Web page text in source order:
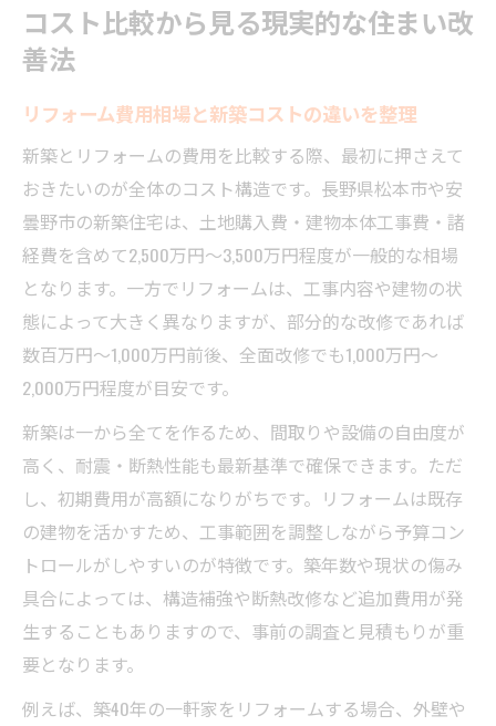
コスト比較から見る現実的な住まい改
善法
リフォーム費用相場と新築コストの違いを整理
新築とリフォームの費用を比較する際、最初に押さえて
おきたいのが全体のコスト構造です。長野県松本市や安
曇野市の新築住宅は、土地購入費・建物本体工事費・諸
経費を含めて2,500万円～3,500万円程度が一般的な相場
となります。一方でリフォームは、工事内容や建物の状
態によって大きく異なりますが、部分的な改修であれば
数百万円〜1,000万円前後、全面改修でも1,000万円〜
2,000万円程度が目安です。
新築は一から全てを作るため、間取りや設備の自由度が
高く、耐震・断熱性能も最新基準で確保できます。ただ
し、初期費用が高額になりがちです。リフォームは既存
の建物を活かすため、工事範囲を調整しながら予算コン
トロールがしやすいのが特徴です。築年数や現状の傷み
具合によっては、構造補強や断熱改修など追加費用が発
生することもありますので、事前の調査と見積もりが重
要となります。
例えば、築40年の一軒家をリフォームする場合、外壁や